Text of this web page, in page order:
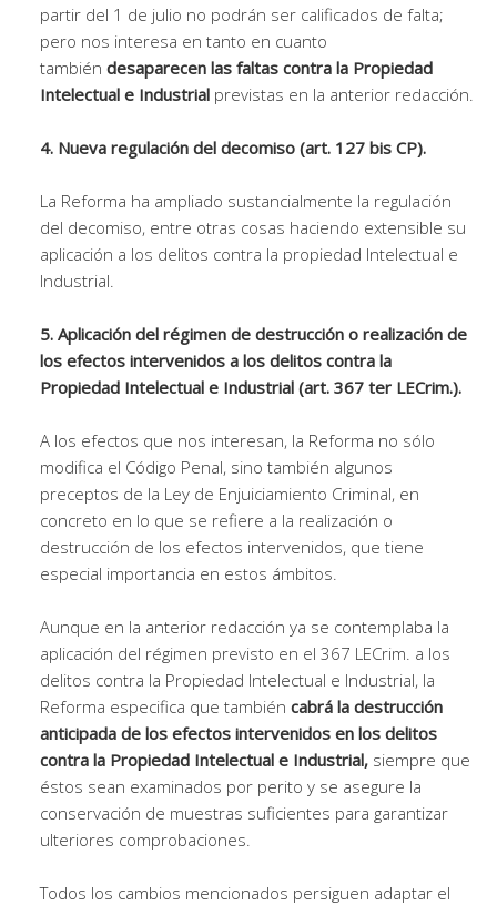
partir del 1 de julio no podrán ser calificados de falta;
pero nos interesa en tanto en cuanto
también desaparecen las faltas contra la Propiedad
Intelectual e Industrial previstas en la anterior redacción.
4. Nueva regulación del decomiso (art. 127 bis CP).
La Reforma ha ampliado sustancialmente la regulación
del decomiso, entre otras cosas haciendo extensible su
aplicación a los delitos contra la propiedad Intelectual e
Industrial.
5. Aplicación del régimen de destrucción o realización de
los efectos intervenidos a los delitos contra la
Propiedad Intelectual e Industrial (art. 367 ter LECrim.).
A los efectos que nos interesan, la Reforma no sólo
modifica el Código Penal, sino también algunos
preceptos de la Ley de Enjuiciamiento Criminal, en
concreto en lo que se refiere a la realización o
destrucción de los efectos intervenidos, que tiene
especial importancia en estos ámbitos.
Aunque en la anterior redacción ya se contemplaba la
aplicación del régimen previsto en el 367 LECrim. a los
delitos contra la Propiedad Intelectual e Industrial, la
Reforma especifica que también cabrá la destrucción
anticipada de los efectos intervenidos en los delitos
contra la Propiedad Intelectual e Industrial, siempre que
éstos sean examinados por perito y se asegure la
conservación de muestras suficientes para garantizar
ulteriores comprobaciones.
Todos los cambios mencionados persiguen adaptar el